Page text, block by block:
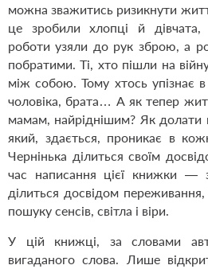
можна зважитись ризикнути
це зробили хлопці й дівчата,
роботи узяли до рук зброю, а
побратими. Ті, хто пішли на
між собою. Тому хтось упі­знає
чоловіка, брата… А як тепер
мамам, найріднішим? Як долати
який, здається, проникає в
Чернінька ділиться своїм
час написання цієї книжки —
ділиться досвідом
пошуку сенсів, світла і віри.
У цій книжці, за словами
вигаданого слова. Лише